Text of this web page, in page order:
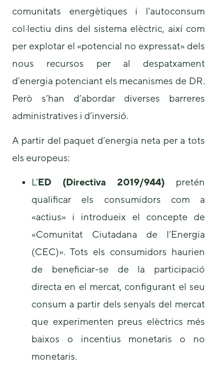
comunitats energètiques i l’autoconsum
col·lectiu dins del sistema elèctric, així com
per explotar el «potencial no expressat» dels
nous recursos per al despatxament
d’energia potenciant els mecanismes de DR.
Però s’han d’abordar diverses barreres
administratives i d’inversió.
A partir del paquet d’energia neta per a tots
els europeus:
L’ED (Directiva 2019/944) pretén
qualificar els consumidors com a
«actius» i introdueix el concepte de
«Comunitat Ciutadana de l’Energia
(CEC)». Tots els consumidors haurien
de beneficiar-se de la participació
directa en el mercat, configurant el seu
consum a partir dels senyals del mercat
que experimenten preus elèctrics més
baixos o incentius monetaris o no
monetaris.